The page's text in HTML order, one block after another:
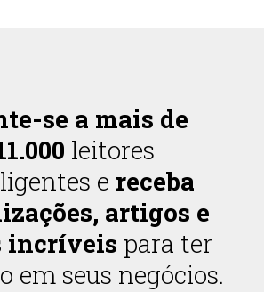
se a mais de
leitores
e receba
artigos e
incríveis para ter
em seus negócios.